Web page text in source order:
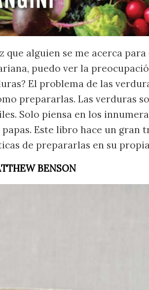
que alguien se me acerca
puedo ver la
El problema de las
prepararlas. Las verduras
Solo piensa en los
Este libro hace un gran
de prepararlas en su
BENSON